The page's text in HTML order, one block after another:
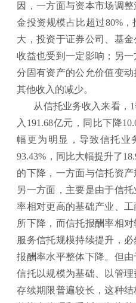
因，一方面与资本市场调
金投资规模占比超过80%
大，投资于证券公司、基
收益也受到一定影响；另
分固有资产的公允价值变
其他收入的减少。
从信托业务收入来看，
入191.68亿元，同比下降
幅更为明显，导致信托业
93.43%，同比大幅提升了
的下降，一方面与信托资
另一方面，主要是由于信
率相对更高的基础产业、
所下降，而信托报酬率相
服务信托规模持续提升，
报酬率水平整体下降。但
信托以规模为基础、以管
存续期限普遍较长，这种